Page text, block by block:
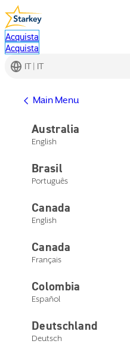
Acquista
Acquista
IT | IT
Main Menu
Australia
English
Brasil
Português
Canada
English
Canada
Français
Colombia
Español
Deutschland
Deutsch